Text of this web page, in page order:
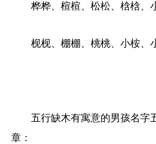
桦桦、楦楦、松松、梒梒、
枧枧、棚棚、桃桃、小桉、
五行缺木有寓意的男孩名字
章：